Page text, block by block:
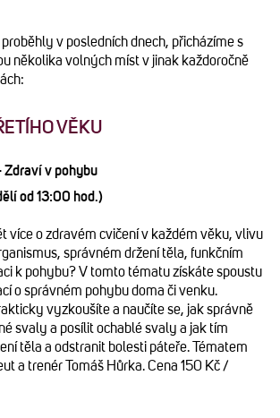
v posledních dnech, přicházíme s
několika volných míst v jinak každoročně
VĚKU
Zdraví v pohybu
od 13:00 hod.)
více o zdravém cvičení v každém věku, vlivu
správném držení těla, funkčním
k pohybu? V tomto tématu získáte spoustu
o správném pohybu doma či venku.
vyzkoušíte a naučíte se, jak správně
svaly a posílit ochablé svaly a jak tím
těla a odstranit bolesti páteře. Tématem
a trenér Tomáš Hůrka. Cena 150 Kč /